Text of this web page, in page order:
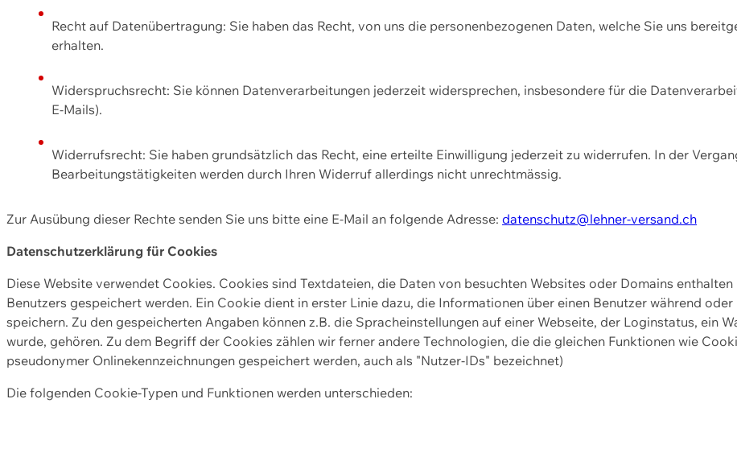
Recht auf Datenübertragung: Sie haben das Recht, von uns die personenbezogenen Daten, welche Sie uns
erhalten.
Widerspruchsrecht: Sie können Datenverarbeitungen jederzeit widersprechen, insbesondere für die
E-Mails).
Widerrufsrecht: Sie haben grundsätzlich das Recht, eine erteilte Einwilligung jederzeit zu widerrufen. In der
Bearbeitungstätigkeiten werden durch Ihren Widerruf allerdings nicht unrechtmässig.
Zur Ausübung dieser Rechte senden Sie uns bitte eine E-Mail an folgende Adresse: datenschutz@lehner-versand.ch
Datenschutzerklärung für Cookies
Diese Website verwendet Cookies. Cookies sind Textdateien, die Daten von besuchten Websites oder Domains
Benutzers gespeichert werden. Ein Cookie dient in erster Linie dazu, die Informationen über einen Benutzer während
speichern. Zu den gespeicherten Angaben können z.B. die Spracheinstellungen auf einer Webseite, der Loginstatus, ein
wurde, gehören. Zu dem Begriff der Cookies zählen wir ferner andere Technologien, die die gleichen Funktionen wie
pseudonymer Onlinekennzeichnungen gespeichert werden, auch als "Nutzer-IDs" bezeichnet)
Die folgenden Cookie-Typen und Funktionen werden unterschieden: